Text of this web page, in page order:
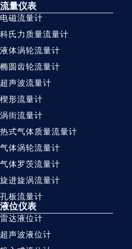
流量仪表
电磁流量计
科氏力质量流量计
液体涡轮流量计
椭圆齿轮流量计
超声波流量计
楔形流量计
涡街流量计
热式气体质量流量计
气体涡轮流量计
气体罗茨流量计
旋进旋涡流量计
孔板流量计
液位仪表
雷达液位计
超声波液位计